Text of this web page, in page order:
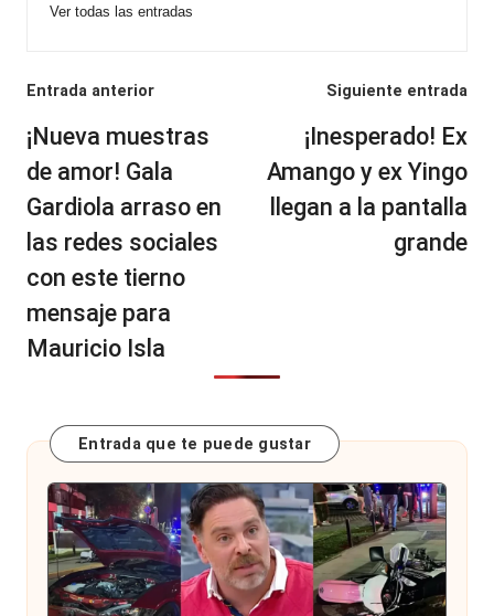
Ver todas las entradas
Navegación
de
entradas
Entrada anterior
¡Nueva muestras
de amor! Gala
Gardiola arraso en
las redes sociales
con este tierno
mensaje para
Mauricio Isla
Siguiente entrada
¡Inesperado! Ex
Amango y ex Yingo
llegan a la pantalla
grande
Entrada que te puede gustar